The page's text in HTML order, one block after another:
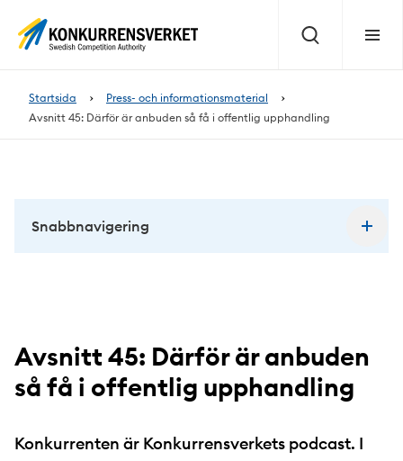
Sök Meny
Startsida
Press- och informationsmaterial
Avsnitt 45: Därför är anbuden så få i offentlig upphandling
Avsnitt 45: Därför är anbuden
så få i offentlig upphandling
Konkurrenten är Konkurrensverkets podcast. I
Snabbnavigering